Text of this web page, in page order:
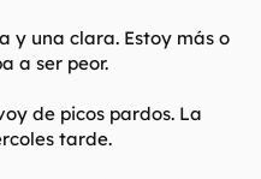
y una clara. Estoy más o
a ser peor.
de picos pardos. La
tarde.